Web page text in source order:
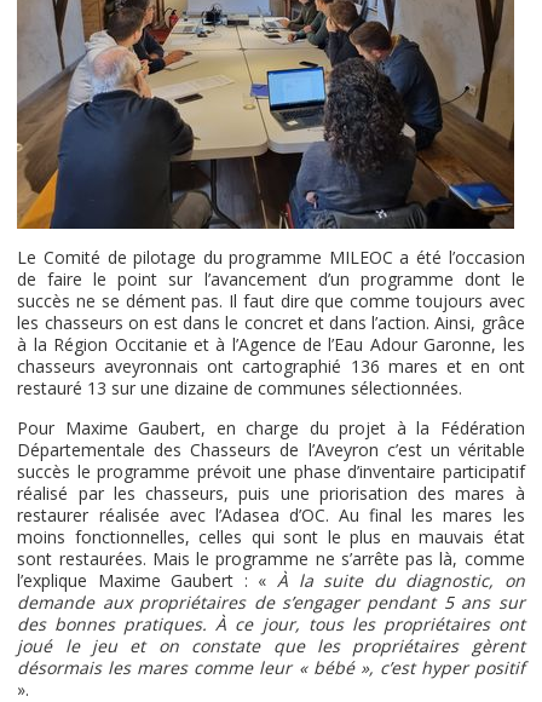
Le Comité de pilotage du programme MILEOC a été l’occasion
de faire le point sur l’avancement d’un programme dont le
succès ne se dément pas. Il faut dire que comme toujours avec
les chasseurs on est dans le concret et dans l’action. Ainsi, grâce
à la Région Occitanie et à l’Agence de l’Eau Adour Garonne, les
chasseurs aveyronnais ont cartographié 136 mares et en ont
restauré 13 sur une dizaine de communes sélectionnées.
Pour Maxime Gaubert, en charge du projet à la Fédération
Départementale des Chasseurs de l’Aveyron c’est un véritable
succès le programme prévoit une phase d’inventaire participatif
réalisé par les chasseurs, puis une priorisation des mares à
restaurer réalisée avec l’Adasea d’OC. Au final les mares les
moins fonctionnelles, celles qui sont le plus en mauvais état
sont restaurées. Mais le programme ne s’arrête pas là, comme
l’explique Maxime Gaubert : « À la suite du diagnostic, on
demande aux propriétaires de s’engager pendant 5 ans sur
des bonnes pratiques. À ce jour, tous les propriétaires ont
joué le jeu et on constate que les propriétaires gèrent
désormais les mares comme leur « bébé », c’est hyper positif
».